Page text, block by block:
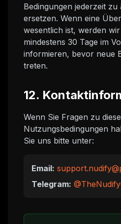
Bedingungen jederzeit
ersetzen. Wenn eine
wesentlich ist, werden
mindestens 30 Tage im
informieren, bevor neue
treten.
12.
Wenn Sie Fragen zu
Nutzungsbedingungen
Sie uns bitte unter:
Email:
Telegram: